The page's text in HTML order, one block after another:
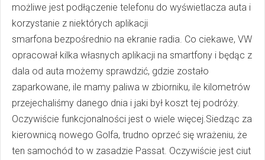
możliwe jest podłączenie telefonu do wyświetlacza auta i
korzystanie z niektórych aplikacji
smarfona bezpośrednio na ekranie radia. Co ciekawe, VW
opracował kilka własnych aplikacji na smartfony i będąc z
dala od auta możemy sprawdzić, gdzie zostało
zaparkowane, ile mamy paliwa w zbiorniku, ile kilometrów
przejechaliśmy danego dnia i jaki był koszt tej podróży.
Oczywiście funkcjonalności jest o wiele więcej.Siedząc za
kierownicą nowego Golfa, trudno oprzeć się wrażeniu, że
ten samochód to w zasadzie Passat. Oczywiście jest ciut